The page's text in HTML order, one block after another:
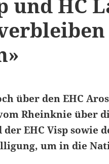
über den EHC
Rheinknie über
EHC Visp sowie
um in die